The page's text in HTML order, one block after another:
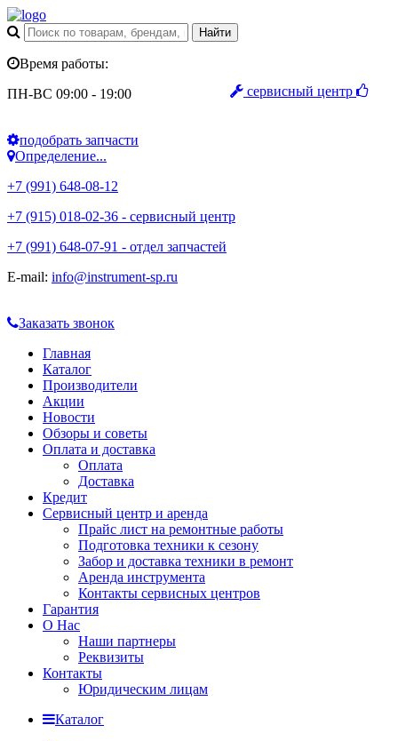
сервисный центр
Время работы:
ПН-ВС 09:00 - 19:00
подобрать запчасти
Определение...
+7 (991) 648-08-12
+7 (915) 018-02-36 - сервисный центр
+7 (991) 648-07-91 - отдел запчастей
E-mail: info@instrument-sp.ru
Заказать звонок
Главная
Каталог
Производители
Акции
Новости
Обзоры и советы
Оплата и доставка
Оплата
Доставка
Кредит
Сервисный центр и аренда
Прайс лист на ремонтные работы
Подготовка техники к сезону
Забор и доставка техники в ремонт
Аренда инструмента
Контакты сервисных центров
Гарантия
О Нас
Наши партнеры
Реквизиты
Контакты
Юридическим лицам
Каталог